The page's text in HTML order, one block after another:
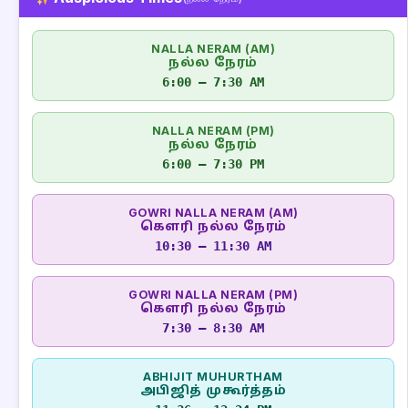
NALLA NERAM (AM)
நல்ல நேரம்
6:00 – 7:30 AM
NALLA NERAM (PM)
நல்ல நேரம்
6:00 – 7:30 PM
GOWRI NALLA NERAM (AM)
கௌரி நல்ல நேரம்
10:30 – 11:30 AM
GOWRI NALLA NERAM (PM)
கௌரி நல்ல நேரம்
7:30 – 8:30 AM
ABHIJIT MUHURTHAM
அபிஜித் முகூர்த்தம்